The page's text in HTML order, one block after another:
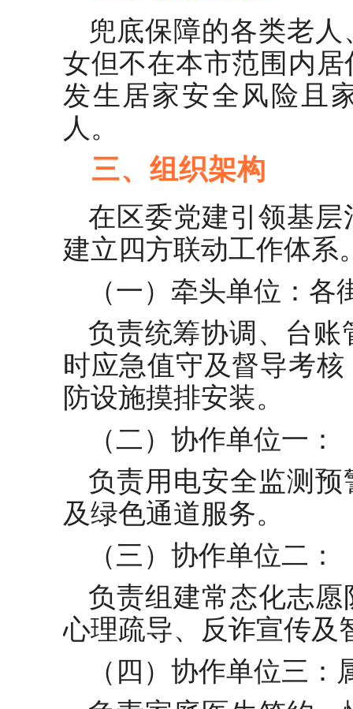
兜底保障的各类老
女但不在本市范围内
发生居家安全风险且
人。
三、组织架构
在区委党建引领基
建立四方联动工作体系
（一）牵头单位：
负责统筹协调、台
时应急值守及督导考
防设施摸排安装。
（二）协作单位一
负责用电安全监测
及绿色通道服务。
（三）协作单位二：
负责组建常态化志
心理疏导、反诈宣传及
（四）协作单位三